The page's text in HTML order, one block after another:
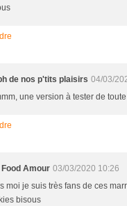
de nos p'tits plaisirs 04/03/
une version à tester de
Food Amour 03/03/2020 10:26
moi je suis très fans de ces
bisous